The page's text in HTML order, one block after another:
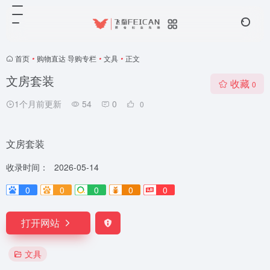
首页 • 购物直达 导购专栏 • 文具 • 正文
文房套装
1个月前更新 54 0 0
收藏 0
文房套装
收录时间：
2026-05-14
0
0 0 0 0
打开网站
文具